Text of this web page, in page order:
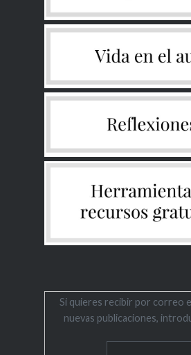
Si quieres recibir por correo
nuevas publicaciones,